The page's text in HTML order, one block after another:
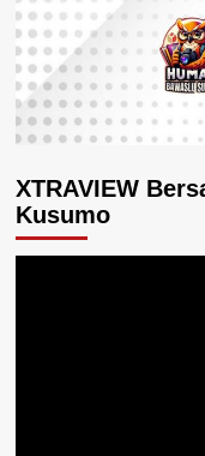
XTRAVIEW
Kusumo